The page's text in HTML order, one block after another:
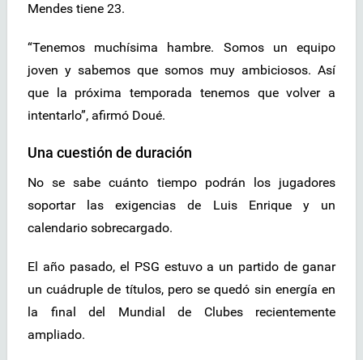
Mendes tiene 23.
“Tenemos muchísima hambre. Somos un equipo
joven y sabemos que somos muy ambiciosos. Así
que la próxima temporada tenemos que volver a
intentarlo”, afirmó Doué.
Una cuestión de duración
No se sabe cuánto tiempo podrán los jugadores
soportar las exigencias de Luis Enrique y un
calendario sobrecargado.
El año pasado, el PSG estuvo a un partido de ganar
un cuádruple de títulos, pero se quedó sin energía en
la final del Mundial de Clubes recientemente
ampliado.